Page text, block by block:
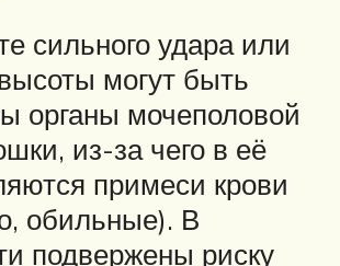
сильного удара или
могут быть
органы мочеполовой
из-за чего в её
примеси крови
обильные). В
подвержены риску